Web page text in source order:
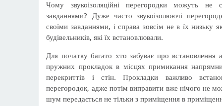
Чому звукоізоляційні перегородки можуть не
завданнями? Дуже часто звукоізолюючі
своїми завданнями, і справа зовсім не в їх низьку
будівельників, які їх встановлювали.
Для початку багато хто забуває про встановлення
пружних прокладок в місцях примикання
перекриттів і стін. Прокладки важливо
перегородок, адже потім виправити вже нічого не
шум передається не тільки з приміщення в